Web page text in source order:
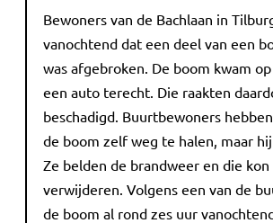
Bewoners van de Bachlaan in
vanochtend dat een deel van een
was afgebroken. De boom kwam
een auto terecht. Die raakten
beschadigd. Buurtbewoners
de boom zelf weg te halen, maar
Ze belden de brandweer en die
verwijderen. Volgens een van de
de boom al rond zes uur